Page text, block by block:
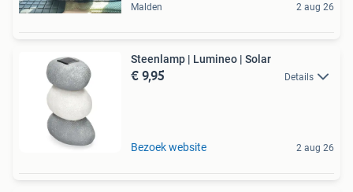
Malden 2 aug 26
Steenlamp | Lumineo | Solar
€ 9,95 Details
Bezoek website 2 aug 26